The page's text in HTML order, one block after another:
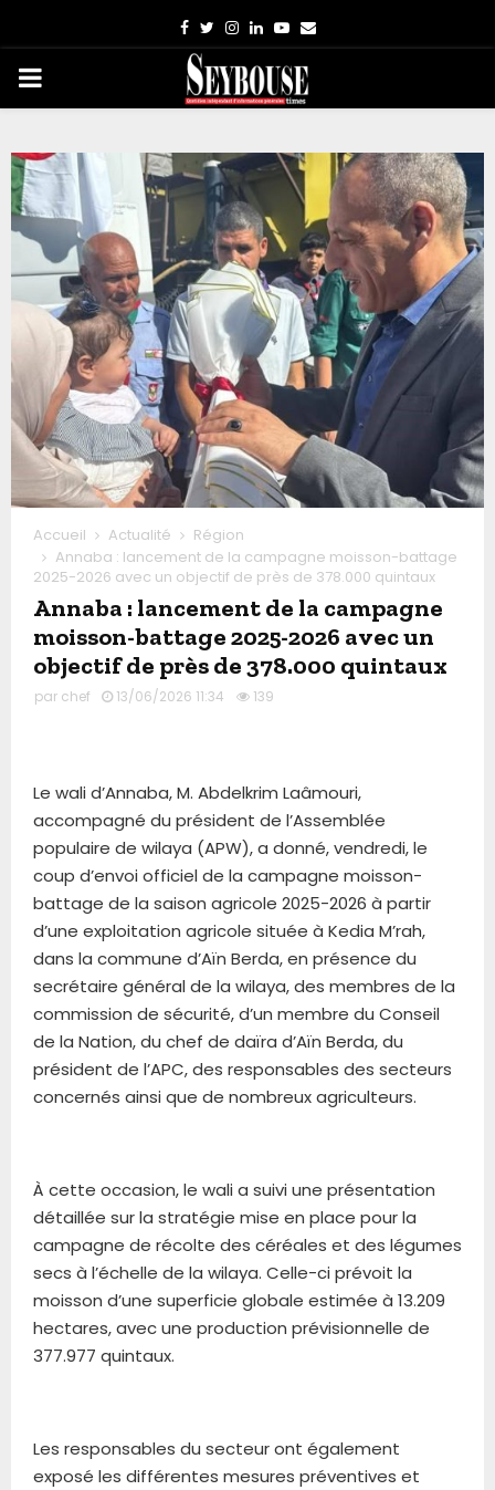
Facebook
TwitterInstagram
LinkedinYoutube
Email
PRIMARY
Accueil Actualité
Région
Annaba : lancement de la campagne moisson-battage
2025-2026 avec un objectif de près de 378.000 quintaux
Annaba : lancement de la campagne
moisson-battage 2025-2026 avec un
objectif de près de 378.000 quintaux
par chef 13/06/2026 11:34 139
Le wali d’Annaba, M. Abdelkrim Laâmouri,
accompagné du président de l’Assemblée
populaire de wilaya (APW), a donné, vendredi, le
coup d’envoi officiel de la campagne moisson-
battage de la saison agricole 2025-2026 à partir
d’une exploitation agricole située à Kedia M’rah,
dans la commune d’Aïn Berda, en présence du
secrétaire général de la wilaya, des membres de la
commission de sécurité, d’un membre du Conseil
de la Nation, du chef de daïra d’Aïn Berda, du
président de l’APC, des responsables des secteurs
concernés ainsi que de nombreux agriculteurs.
À cette occasion, le wali a suivi une présentation
détaillée sur la stratégie mise en place pour la
campagne de récolte des céréales et des légumes
secs à l’échelle de la wilaya. Celle-ci prévoit la
moisson d’une superficie globale estimée à 13.209
hectares, avec une production prévisionnelle de
377.977 quintaux.
Les responsables du secteur ont également
exposé les différentes mesures préventives et